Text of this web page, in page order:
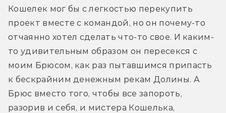
Кошелек мог бы с легкостью перекупить
проект вместе с командой, но он почему-то
отчаянно хотел сделать что-то свое. И каким-
то удивительным образом он пересекся с
моим Брюсом, как раз пытавшимся припасть
к бескрайним денежным рекам Долины. А
Брюс вместо того, чтобы все запороть,
разорив и себя, и мистера Кошелька,